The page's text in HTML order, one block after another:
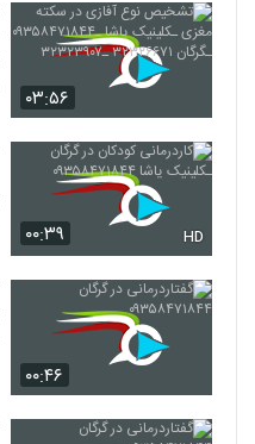
۰۳:۵۶
۰۰:۳۹ HD
۰۰:۴۶